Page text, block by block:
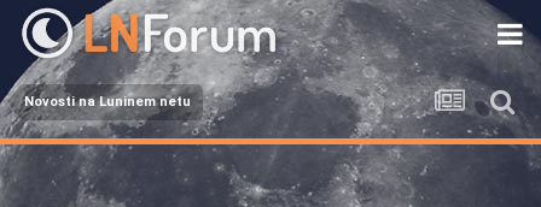
Novosti na Luninem netu